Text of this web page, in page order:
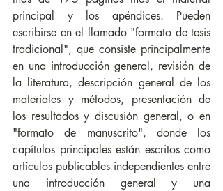
principal y los apéndices. Pueden
escribirse en el llamado "formato de tesis
tradicional", que consiste principalmente
en una introducción general, revisión de
la literatura, descripción general de los
materiales y métodos, presentación de
los resultados y discusión general, o en
"formato de manuscrito", donde los
capítulos principales están escritos como
artículos publicables independientes entre
una introducción general y una